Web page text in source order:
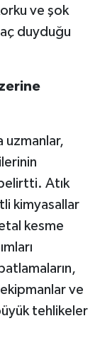
ve şok
duyduğu
uzmanlar,
Atık
kimyasallar
kesme
ve
tehlikeler